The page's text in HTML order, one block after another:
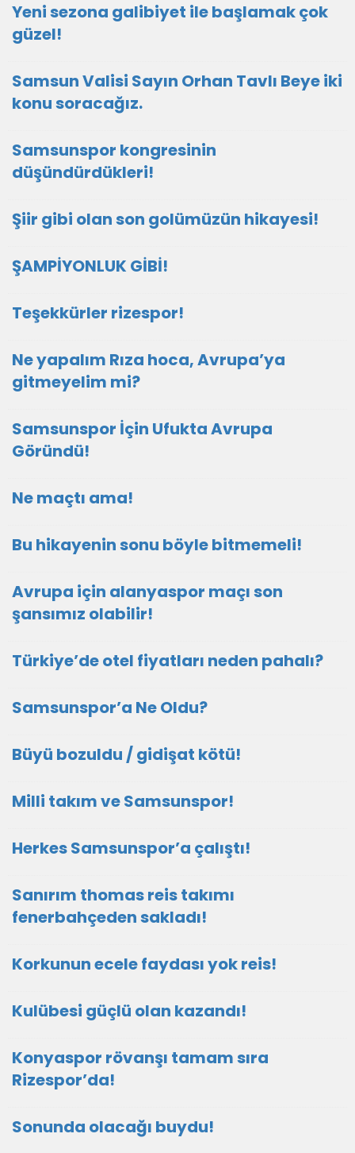
Yeni sezona galibiyet ile başlamak çok
güzel!
Samsun Valisi Sayın Orhan Tavlı Beye iki
konu soracağız.
Samsunspor kongresinin
düşündürdükleri!
Şiir gibi olan son golümüzün hikayesi!
ŞAMPİYONLUK GİBİ!
Teşekkürler rizespor!
Ne yapalım Rıza hoca, Avrupa’ya
gitmeyelim mi?
Samsunspor İçin Ufukta Avrupa
Göründü!
Ne maçtı ama!
Bu hikayenin sonu böyle bitmemeli!
Avrupa için alanyaspor maçı son
şansımız olabilir!
Türkiye’de otel fiyatları neden pahalı?
Samsunspor’a Ne Oldu?
Büyü bozuldu / gidişat kötü!
Milli takım ve Samsunspor!
Herkes Samsunspor’a çalıştı!
Sanırım thomas reis takımı
fenerbahçeden sakladı!
Korkunun ecele faydası yok reis!
Kulübesi güçlü olan kazandı!
Konyaspor rövanşı tamam sıra
Rizespor’da!
Sonunda olacağı buydu!